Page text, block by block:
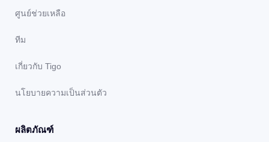
ศูนย์ช่วยเหลือ
ทีม
เกี่ยวกับ Tigo
นโยบายความเป็นส่วนตัว
ผลิตภัณฑ์